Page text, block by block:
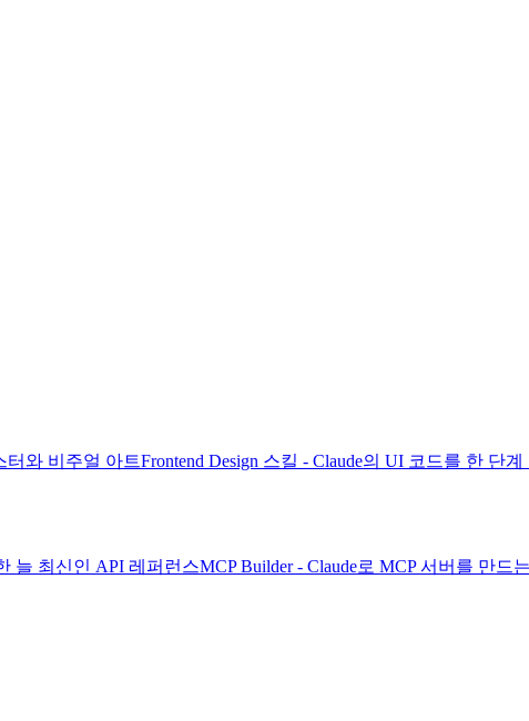
터와 비주얼 아트Frontend Design 스킬 - Claude의 UI 코드를 한 단계
늘 최신인 API 레퍼런스MCP Builder - Claude로 MCP 서버를 만드